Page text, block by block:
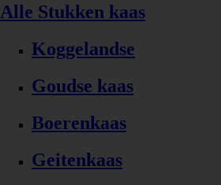
Alle Stukken kaas
Koggelandse
Goudse kaas
Boerenkaas
Geitenkaas